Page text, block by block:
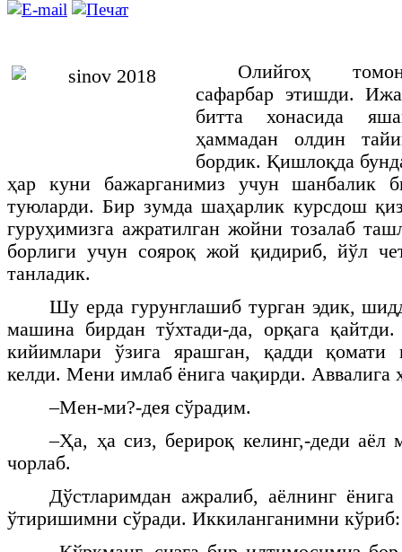
Олийгоҳ
сафарбар этишди.
битта хонасида
ҳаммадан олдин
бордик. Қишлоқда
ҳар куни бажарганимиз учун шанбалик
туюларди. Бир зумда шаҳарлик курсдош
гуруҳимизга ажратилган жойни тозалаб
борлиги учун сояроқ жой қидириб, йўл
танладик.
Шу ерда гурунглашиб турган эдик,
машина бирдан тўхтади-да, орқага
кийимлари ўзига ярашган, қадди
келди. Мени имлаб ёнига чақирди. Аввалига
–Мен-ми?-дея сўрадим.
–Ҳа, ҳа сиз, берироқ келинг,-деди
чорлаб.
Дўстларимдан ажралиб, аёлнинг
ўтиришимни сўради. Иккиланганимни кўриб: